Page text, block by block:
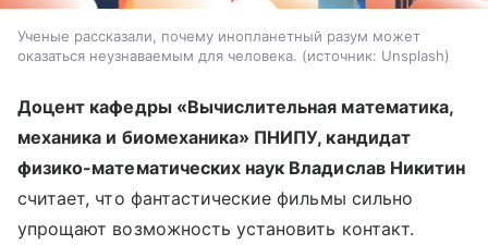
Ученые рассказали, почему инопланетный разум может
оказаться неузнаваемым для человека.
источник: Unsplash
Доцент кафедры «Вычислительная математика,
механика и биомеханика» ПНИПУ, кандидат
физико-математических наук Владислав Никитин
считает, что фантастические фильмы сильно
упрощают возможность установить контакт.